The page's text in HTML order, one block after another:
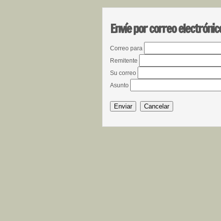
Envíe por correo
Correo para
Remitente
Su correo
Asunto
Enviar Cancelar